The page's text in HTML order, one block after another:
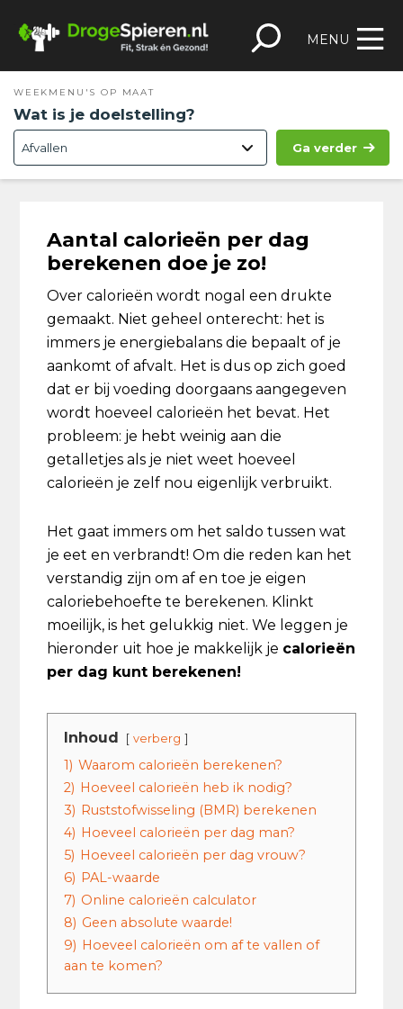
naar
naar
inhoud
naar
sidebar
footer
MENU
WEEKMENU'S OP MAAT
Wat is je doelstelling?
Ga verder
Aantal calorieën per dag
berekenen doe je zo!
Over calorieën wordt nogal een drukte
gemaakt. Niet geheel onterecht: het is
immers je energiebalans die bepaalt of je
aankomt of afvalt. Het is dus op zich goed
dat er bij voeding doorgaans aangegeven
wordt hoeveel calorieën het bevat. Het
probleem: je hebt weinig aan die
getalletjes als je niet weet hoeveel
calorieën je zelf nou eigenlijk verbruikt.
Het gaat immers om het saldo tussen wat
je eet en verbrandt! Om die reden kan het
verstandig zijn om af en toe je eigen
caloriebehoefte te berekenen. Klinkt
moeilijk, is het gelukkig niet. We leggen je
hieronder uit hoe je makkelijk je calorieën
per dag kunt berekenen!
Inhoud verberg
1) Waarom calorieën berekenen?
2) Hoeveel calorieën heb ik nodig?
3) Ruststofwisseling (BMR) berekenen
4) Hoeveel calorieën per dag man?
5) Hoeveel calorieën per dag vrouw?
6) PAL-waarde
7) Online calorieën calculator
8) Geen absolute waarde!
9) Hoeveel calorieën om af te vallen of
aan te komen?